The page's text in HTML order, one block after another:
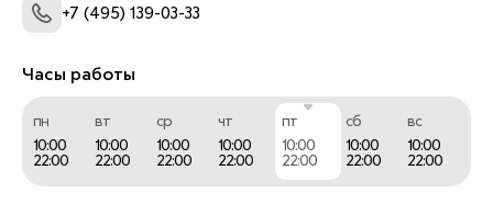
+7 (495) 139-03-33
Часы работы
пн
10:00
22:00
вт
10:00
22:00
ср
10:00
22:00
чт
10:00
22:00
пт
10:00
22:00
сб
10:00
22:00
вс
10:00
22:00